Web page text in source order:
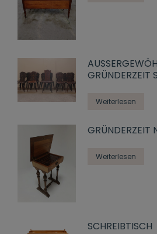
RÜNDERZEIT
Weiterlesen
GRÜNDERZEIT
Weiterlesen
SCHREIBTISCH